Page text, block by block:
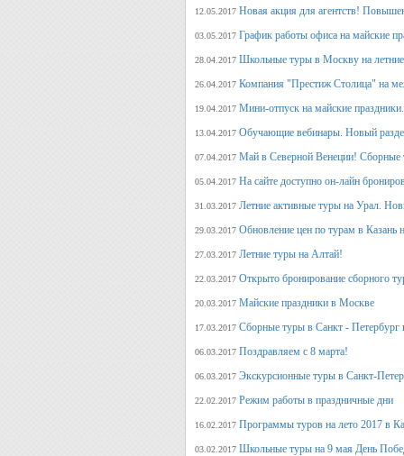
12.05.2017 Новая акция для агентств!
03.05.2017 График работы офиса на майские
28.04.2017 Школьные туры в Москву на
26.04.2017 Компания "Престиж Столица" на
19.04.2017 Мини-отпуск на майские
13.04.2017 Обучающие вебинары. Новый
07.04.2017 Май в Северной Венеции! Сборные
05.04.2017 На сайте доступно он-лайн
31.03.2017 Летние активные туры на Урал.
29.03.2017 Обновление цен по турам в Казань
27.03.2017 Летние туры на Алтай!
22.03.2017 Открыто бронирование сборного
20.03.2017 Майские праздники в Москве
17.03.2017 Сборные туры в Санкт - Петербург
06.03.2017 Поздравляем с 8 марта!
06.03.2017 Экскурсионные туры в Санкт-
22.02.2017 Режим работы в праздничные дни
16.02.2017 Программы туров на лето 2017 в
03.02.2017 Школьные туры на 9 мая День